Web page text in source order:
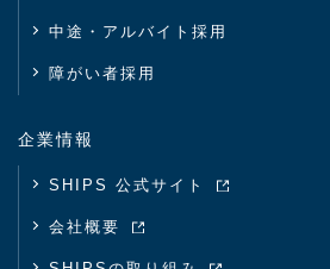
中途・アルバイト採用
障がい者採用
企業情報
SHIPS 公式サイト
会社概要